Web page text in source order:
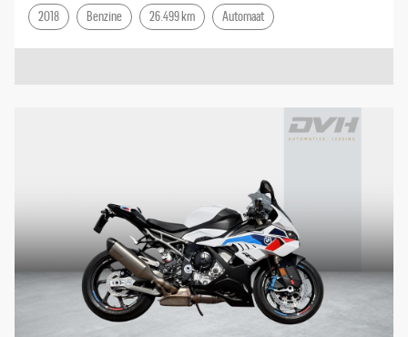
2018 Benzine 26.499 km Automaat